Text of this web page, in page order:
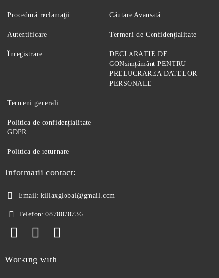
Procedură reclamaţii
Autentificare
Înregistrare
Căutare Avansată
Termeni de Confidențialitate
DECLARAȚIE DE
CONsimțământ PENTRU
PRELUCRAREA DATELOR
PERSONALE
Termeni generali
Politica de confidențialitate
GDPR
Politica de returnare
Informatii contact:
Email: killaxglobal@gmail.com
Telefon: 0878878736
Working with